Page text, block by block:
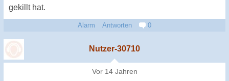
gekillt hat.
Alarm Antworten 0
Nutzer-30710
Vor 14 Jahren